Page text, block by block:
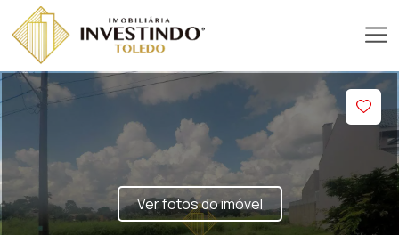
Ver fotos do imóvel